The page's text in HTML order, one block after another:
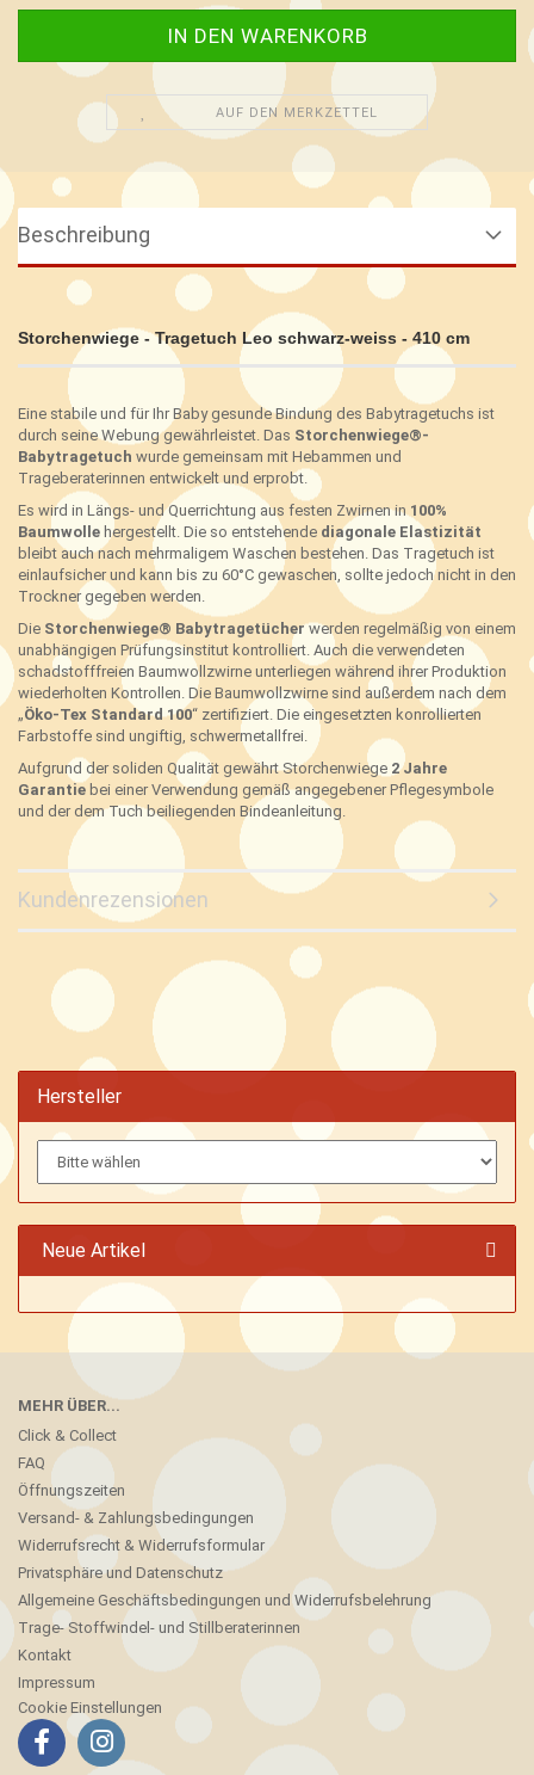
AUF DEN MERKZETTEL
Beschreibung
Storchenwiege - Tragetuch Leo schwarz-weiss - 410 cm
Eine stabile und für Ihr Baby gesunde Bindung des Babytragetuchs ist
durch seine Webung gewährleistet. Das Storchenwiege®-
Babytragetuch wurde gemeinsam mit Hebammen und
Trageberaterinnen entwickelt und erprobt.
Es wird in Längs- und Querrichtung aus festen Zwirnen in 100%
Baumwolle hergestellt. Die so entstehende diagonale Elastizität
bleibt auch nach mehrmaligem Waschen bestehen. Das Tragetuch ist
einlaufsicher und kann bis zu 60°C gewaschen, sollte jedoch nicht in den
Trockner gegeben werden.
Die Storchenwiege® Babytragetücherwerden regelmäßig von einem
unabhängigen Prüfungsinstitut kontrolliert. Auch die verwendeten
schadstofffreien Baumwollzwirne unterliegen während ihrer Produktion
wiederholten Kontrollen. Die Baumwollzwirne sind außerdem nach dem
„Öko-Tex Standard 100“ zertifiziert. Die eingesetzten konrollierten
Farbstoffe sind ungiftig, schwermetallfrei.
Aufgrund der soliden Qualität gewährt Storchenwiege 2 Jahre
Garantie bei einer Verwendung gemäß angegebener Pflegesymbole
und der dem Tuch beiliegenden Bindeanleitung.
Kundenrezensionen
Hersteller
Neue Artikel
MEHR ÜBER...
Click & Collect
FAQ
Öffnungszeiten
Versand- & Zahlungsbedingungen
Widerrufsrecht & Widerrufsformular
Privatsphäre und Datenschutz
Allgemeine Geschäftsbedingungen und Widerrufsbelehrung
Trage- Stoffwindel- und Stillberaterinnen
Kontakt
Impressum
Cookie Einstellungen